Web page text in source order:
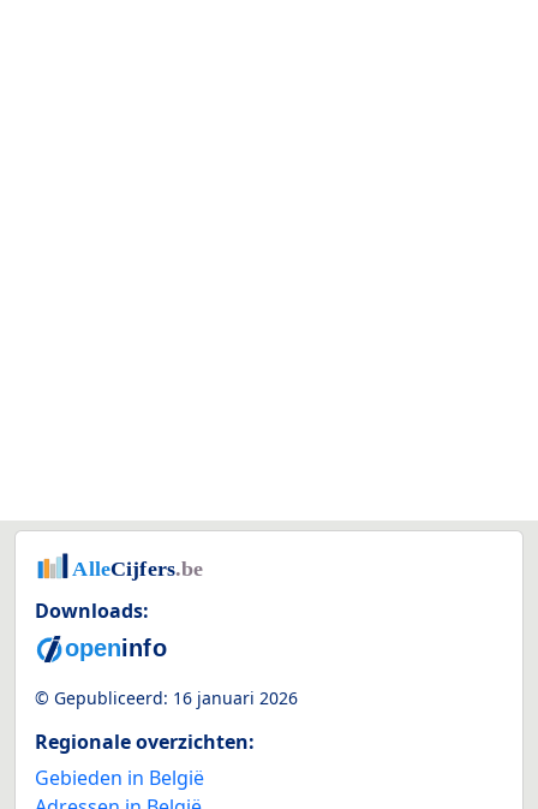
Downloads:
© Gepubliceerd: 16 januari 2026
Regionale overzichten:
Gebieden in België